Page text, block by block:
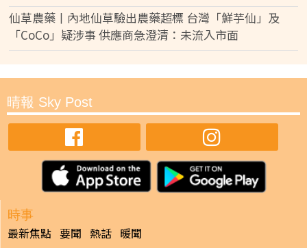
仙草農藥丨內地仙草驗出農藥超標 台灣「鮮芋仙」及
「CoCo」疑涉事 供應商急澄清：未流入市面
晴報 Sky Post
時事
最新焦點 要聞 熱話 暖聞